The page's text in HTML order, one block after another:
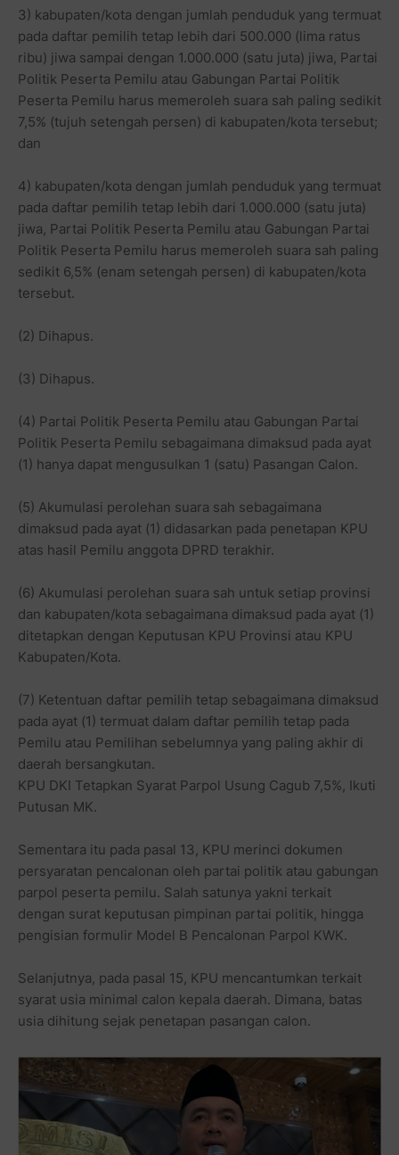
3) kabupaten/kota dengan jumlah penduduk yang termuat
pada daftar pemilih tetap lebih dari 500.000 (lima ratus
ribu) jiwa sampai dengan 1.000.000 (satu juta) jiwa, Partai
Politik Peserta Pemilu atau Gabungan Partai Politik
Peserta Pemilu harus memeroleh suara sah paling sedikit
7,5% (tujuh setengah persen) di kabupaten/kota tersebut;
dan
4) kabupaten/kota dengan jumlah penduduk yang termuat
pada daftar pemilih tetap lebih dari 1.000.000 (satu juta)
jiwa, Partai Politik Peserta Pemilu atau Gabungan Partai
Politik Peserta Pemilu harus memeroleh suara sah paling
sedikit 6,5% (enam setengah persen) di kabupaten/kota
tersebut.
(2) Dihapus.
(3) Dihapus.
(4) Partai Politik Peserta Pemilu atau Gabungan Partai
Politik Peserta Pemilu sebagaimana dimaksud pada ayat
(1) hanya dapat mengusulkan 1 (satu) Pasangan Calon.
(5) Akumulasi perolehan suara sah sebagaimana
dimaksud pada ayat (1) didasarkan pada penetapan KPU
atas hasil Pemilu anggota DPRD terakhir.
(6) Akumulasi perolehan suara sah untuk setiap provinsi
dan kabupaten/kota sebagaimana dimaksud pada ayat (1)
ditetapkan dengan Keputusan KPU Provinsi atau KPU
Kabupaten/Kota.
(7) Ketentuan daftar pemilih tetap sebagaimana dimaksud
pada ayat (1) termuat dalam daftar pemilih tetap pada
Pemilu atau Pemilihan sebelumnya yang paling akhir di
daerah bersangkutan.
KPU DKI Tetapkan Syarat Parpol Usung Cagub 7,5%, Ikuti
Putusan MK.
Sementara itu pada pasal 13, KPU merinci dokumen
persyaratan pencalonan oleh partai politik atau gabungan
parpol peserta pemilu. Salah satunya yakni terkait
dengan surat keputusan pimpinan partai politik, hingga
pengisian formulir Model B Pencalonan Parpol KWK.
Selanjutnya, pada pasal 15, KPU mencantumkan terkait
syarat usia minimal calon kepala daerah. Dimana, batas
usia dihitung sejak penetapan pasangan calon.